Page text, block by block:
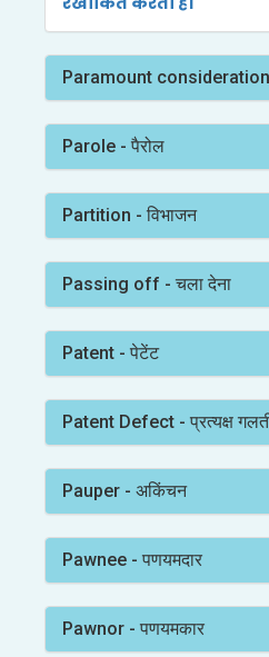
Paramount consideration -
Parole - पैरोल
Partition - विभाजन
Passing off - चला देना
Patent - पेटेंट
Patent Defect - प्रत्यक्ष
Pauper - अकिंचन
Pawnee - पणयमदार
Pawnor - पणयमकार